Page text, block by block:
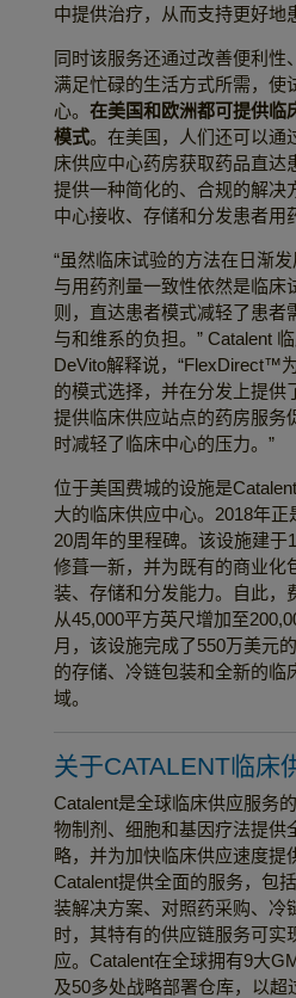
中提供治疗，从而支持更好地
同时该服务还通过改善便利性
满足忙碌的生活方式所需，使
心。 在美国和欧洲都可提供临
模式。在美国，人们还可以通
床供应中心药房获取药品直达
提供一种简化的、合规的解决
中心接收、存储和分发患者用
“虽然临床试验的方法在日渐
与用药剂量一致性依然是临床
则，直达患者模式减轻了患者
与和维系的负担。” Catalent
DeVito解释说，“FlexDirect™
的模式选择，并在分发上提供
提供临床供应站点的药房服务
时减轻了临床中心的压力。”
位于美国费城的设施是
大的临床供应中心。2018年
20周年的里程碑。该设施建于
修葺一新，并为既有的商业化
装、存储和分发能力。自此，
从45,000平方英尺增加至
月，该设施完成了550万美元
的存储、冷链包装和全新的临
域。
关于CATALENT临床
Catalent是全球临床供应服务
物制剂、细胞和基因疗法提供
略，并为加快临床供应速度提
Catalent提供全面的服务，包
装解决方案、对照药采购、冷
时，其特有的供应链服务可实
应。Catalent在全球拥有9大
及50多处战略部署仓库，以超